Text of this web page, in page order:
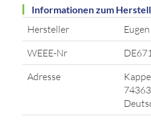
Informationen zum
Hersteller
WEEE-Nr
Adresse